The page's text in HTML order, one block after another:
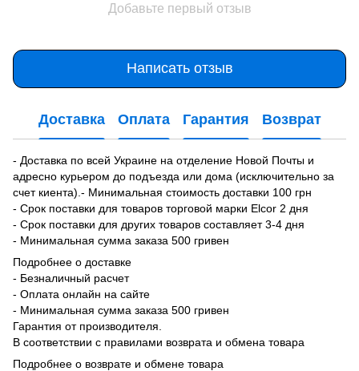
Добавьте первый отзыв
Написать отзыв
Доставка Оплата Гарантия Возврат
- Доставка по всей Украине на отделение Новой Почты и
адресно курьером до подъезда или дома (исключительно за
счет киента).- Минимальная стоимость доставки 100 грн
- Срок поставки для товаров торговой марки Elcor 2 дня
- Срок поставки для других товаров составляет 3-4 дня
- Минимальная сумма заказа 500 гривен
Подробнее о доставке
- Безналичный расчет
- Оплата онлайн на сайте
- Минимальная сумма заказа 500 гривен
Гарантия от производителя.
В соответствии с правилами возврата и обмена товара
Подробнее о возврате и обмене товара